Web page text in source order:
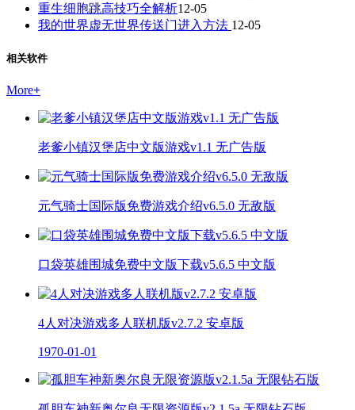
重生细胞跳高技巧全解析12-05
我的世界虚无世界传送门进入方法 12-05
相关软件
More+
老爹小镇汉堡店中文版游戏v1.1 无广告版
元气骑士国际版免费游戏介绍v6.5.0 无敌版
口袋英雄围城免费中文版下载v5.6.5 中文版
4人对决游戏多人联机版v2.7.2 安卓版
1970-01-01